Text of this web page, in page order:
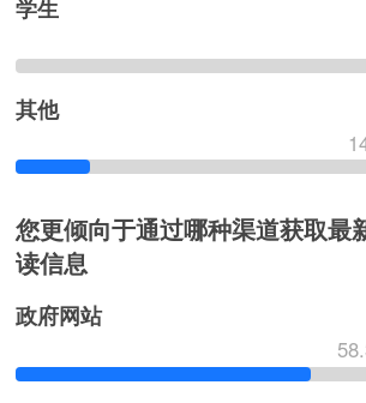
学生
其他
您更倾向于通过哪种渠道获取最
读信息
政府网站